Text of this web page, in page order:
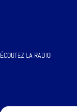
ÉCOUTEZ LA RADIO